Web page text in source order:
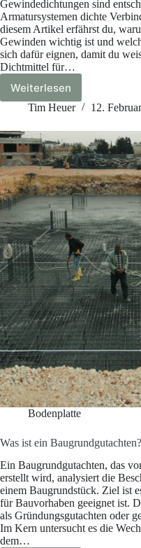
Gewindedichtungen sind
Armatursystemen dichte
diesem Artikel erfährst du,
Gewinden wichtig ist und
sich dafür eignen, damit du
Dichtmittel für…
Weiterlesen
Gewinde
abdichten:
richtige
Dichtmittel
finden
Tim Heuer 12.
Bodenplatte
Was ist ein Baugrundgutachten?
Ein Baugrundgutachten, das
erstellt wird, analysiert die
einem Baugrundstück. Ziel ist
für Bauvorhaben geeignet ist.
als Gründungsgutachten oder
Im Kern untersucht es die
dem…